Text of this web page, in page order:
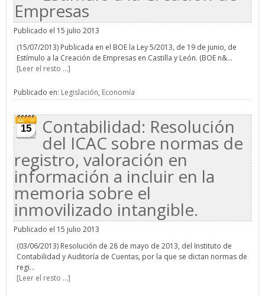
Empresas
Publicado el 15 julio 2013
(15/07/2013) Publicada en el BOE la Ley 5/2013, de 19 de junio, de
Estímulo a la Creación de Empresas en Castilla y León. (BOE n&...
[Leer el resto ...]
Publicado en: Legislación, Economía
15 Contabilidad: Resolución
del ICAC sobre normas de
registro, valoración en
información a incluir en la
memoria sobre el
inmovilizado intangible.
Publicado el 15 julio 2013
(03/06/2013) Resolución de 28 de mayo de 2013, del Instituto de
Contabilidad y Auditoría de Cuentas, por la que se dictan normas de
regi...
[Leer el resto ...]